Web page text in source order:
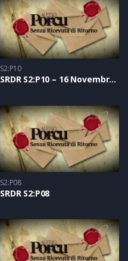
S2:P10
SRDR S2:P10 – 16 Novembre 2021
S2:P08
SRDR S2:P08